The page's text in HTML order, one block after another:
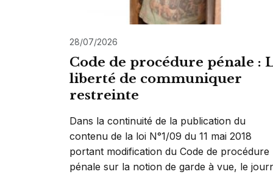
28/07/2026
Code de procédure pénale :
liberté de communiquer
restreinte
Dans la continuité de la publication du
contenu de la loi N°1/09 du 11 mai 2018
portant modification du Code de procédure
pénale sur la notion de garde à vue, le